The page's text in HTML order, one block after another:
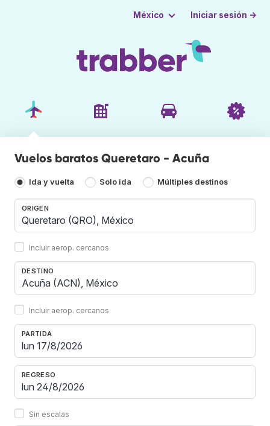
México Iniciar sesión →
Vuelos baratos Queretaro - Acuña
Ida y vuelta Solo ida Múltiples destinos
ORIGEN
Incluir aerop. cercanos
DESTINO
Incluir aerop. cercanos
PARTIDA
REGRESO
Sin escalas